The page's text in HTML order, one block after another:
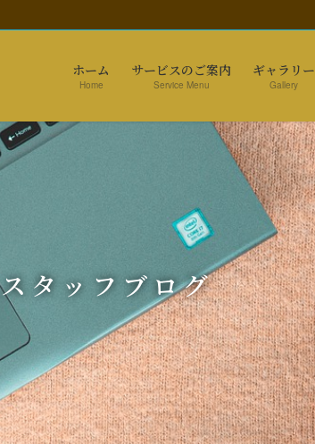
ホーム
Home
サービスのご案内
Service Menu
ギャラリー
Gallery
スタッフブログ